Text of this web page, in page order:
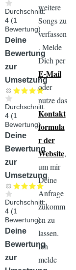
Durchschnitt:
4 (1
Bewertung)
Audiodatei
Deine
Bewertung
zur
Umsetzung
Durchschnitt:
4 (1
Bewertung)
Audiodatei
Deine
Bewertung
zur
Umsetzung
Durchschnitt:
4 (1
Bewertung)
Audiodatei
Deine
Bewertung
zur
weitere
Songs zu
verfassen
. Melde
Dich per
E-Mail
oder
nutze das
Kontakt
formula
r der
Website,
um mir
Deine
Anfrage
zukomm
en zu
lassen.
Ich
melde